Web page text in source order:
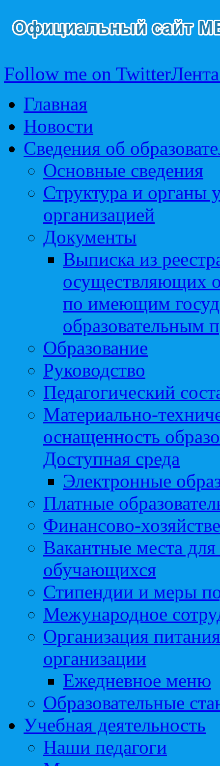
Follow me on Twitter
Главная
Новости
Сведения об
Основные сведения
Структура и органы
организацией
Документы
Выписка из
осуществляющих
по имеющим
образовательным
Образование
Руководство
Педагогический
Материально-
оснащенность
Доступная среда
Электронные
Платные
Финансово-
Вакантные места
обучающихся
Стипендии и меры
Межународное
Организация
организации
Ежедневное меню
Образовательные
Учебная деятельность
Наши педагоги